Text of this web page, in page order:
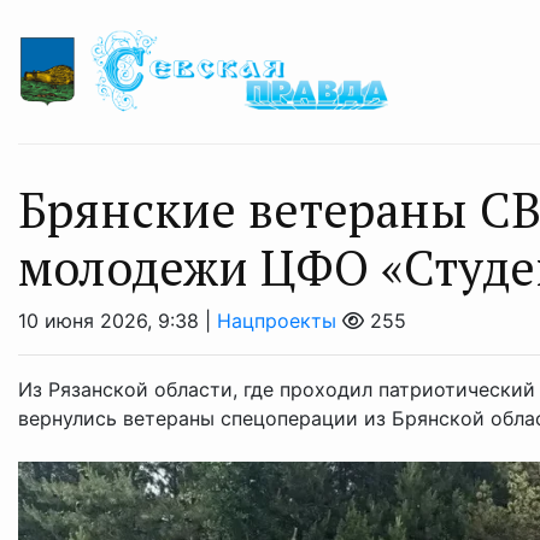
Брянские ветераны
молодежи ЦФО
10 июня 2026, 9:38 | Нацпроекты 255
Из Рязанской области, где проходил
вернулись ветераны спецоперации из Брянской